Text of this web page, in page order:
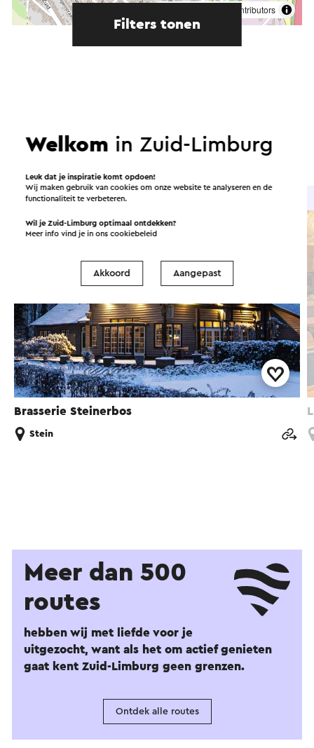
contributors
Filters tonen
Eten en drinken Attracties
Brasserie Steinerbos
Brasserie / Restaurant
Stein
Meer dan 500
routes
hebben wij met liefde voor je
uitgezocht, want als het om actief genieten
gaat kent Zuid-Limburg geen grenzen.
Ontdek alle routes
Welkom in Zuid-Limburg
Leuk dat je inspiratie komt opdoen!
Wij maken gebruik van cookies om onze website te analyseren en de
functionaliteit te verbeteren.
Wil je Zuid-Limburg optimaal ontdekken?
Meer info vind je in onscookiebeleid
Akkoord Aangepast